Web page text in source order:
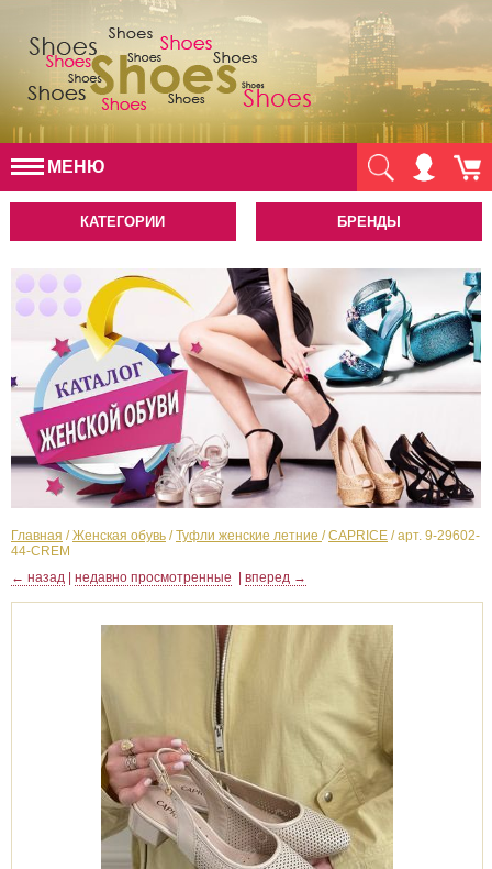
МЕНЮ
КАТЕГОРИИ БРЕНДЫ
Главная /Женская обувь /Туфли женские летние /CAPRICE /арт. 9-29602-
44-CREM
← назад
недавно просмотренные вперед →